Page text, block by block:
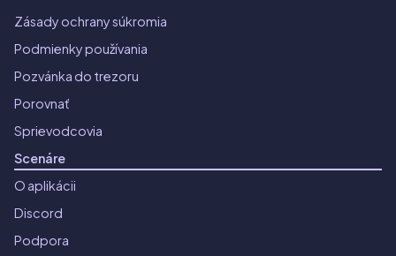
Zásady ochrany súkromia
Podmienky používania
Pozvánka do trezoru
Porovnať
Sprievodcovia
Scenáre
O aplikácii
Discord
Podpora